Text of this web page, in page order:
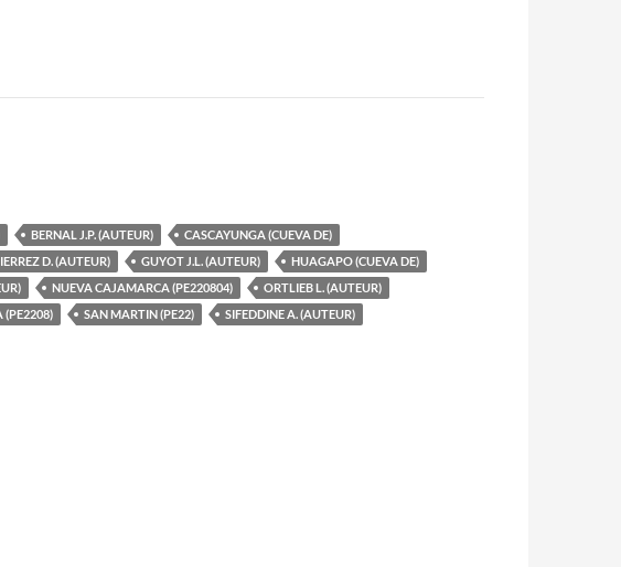
BERNAL J.P. (AUTEUR)
CASCAYUNGA (CUEVA DE)
D. (AUTEUR) GUYOT J.L. (AUTEUR)
HUAGAPO (CUEVA DE)
NUEVA CAJAMARCA (PE220804)
ORTLIEB L. (AUTEUR)
(PE2208) SAN MARTIN (PE22)
SIFEDDINE A. (AUTEUR)